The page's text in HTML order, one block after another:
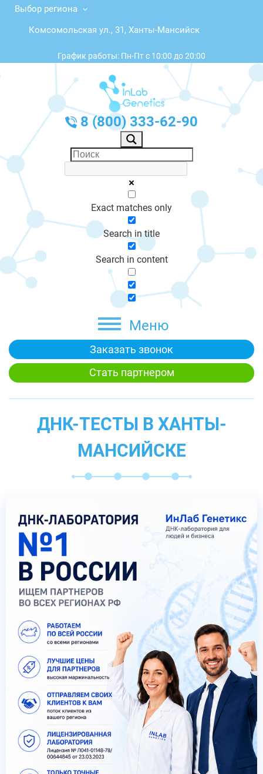
Выбор региона
Комсомольская ул., 31, Ханты-Мансийск
График работы: Пн-Пт с 10:00 до 20:00
8 (800) 333-62-90
Exact matches only
Search in title
Search in content
Меню
Заказать звонок
Стать партнером
ДНК-ТЕСТЫ В ХАНТЫ-
МАНСИЙСКЕ